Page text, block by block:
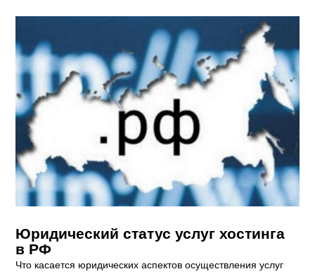
Юридический статус услуг хостинга
в РФ
Что касается юридических аспектов осуществления услуг